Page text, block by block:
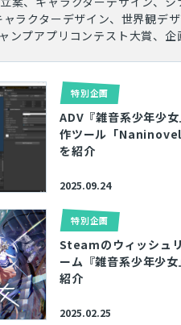
ャラクターデザイン、世界観デ
ンプアプリコンテスト大賞、企
特別企画
ADV『雑音系少年少
作ツール「Naninovel
を紹介
2025.09.24
特別企画
Steamのウィッシュ
ーム『雑音系少年少
紹介
2025.02.25